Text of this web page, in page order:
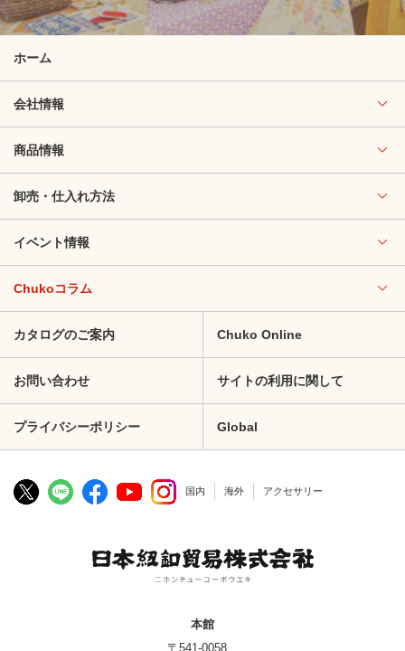
ホーム
会社情報
商品情報
卸売・仕入れ方法
イベント情報
Chukoコラム
カタログのご案内 Chuko Online
お問い合わせ サイトの利用に関して
プライバシーポリシー Global
国内 海外 アクセサリー
本館
〒541-0058